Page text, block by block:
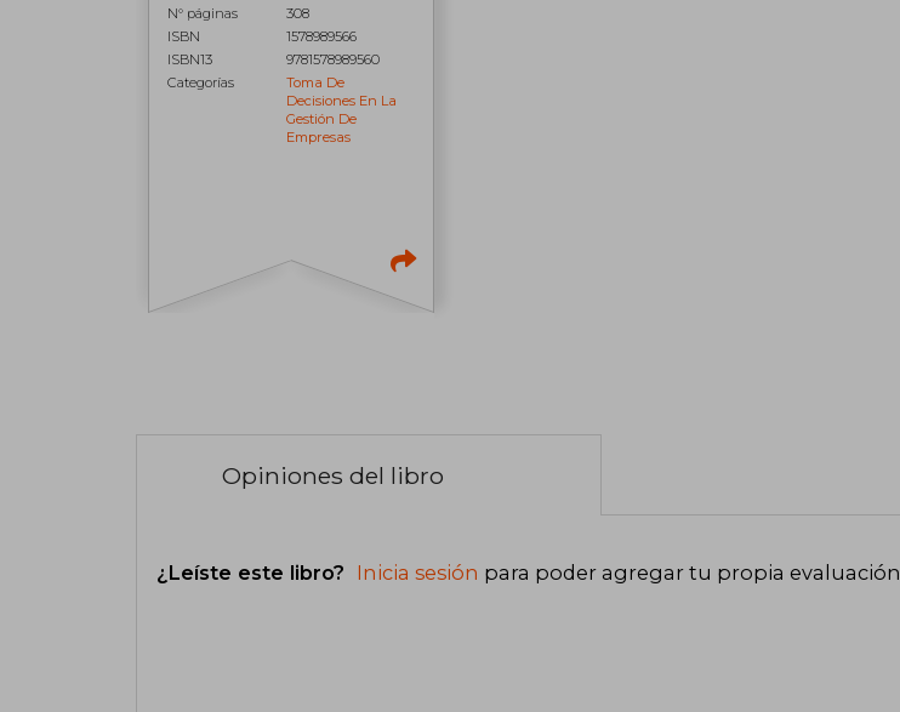
N° páginas
308
ISBN
1578989566
ISBN13
9781578989560
Categorías
Toma De
Decisiones En La
Gestión De
Empresas
Opiniones del libro
¿Leíste este libro? Inicia sesión para poder agregar tu propia evaluación